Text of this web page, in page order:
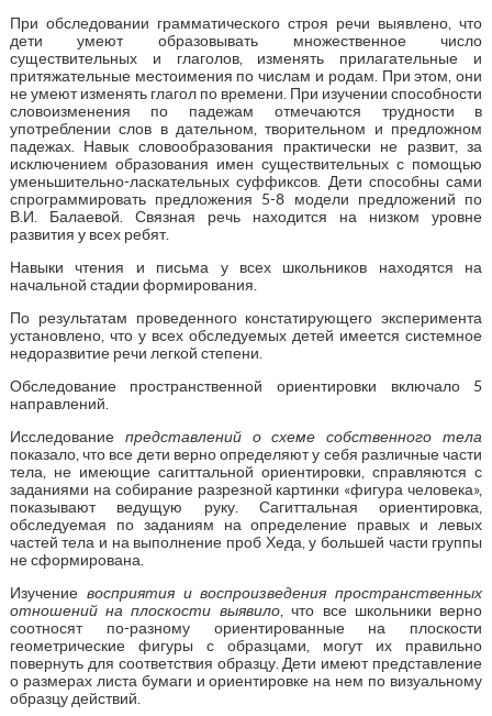
При обследовании грамматического строя речи выявлено, что
дети умеют образовывать множественное число
существительных и глаголов, изменять прилагательные и
притяжательные местоимения по числам и родам. При этом, они
не умеют изменять глагол по времени. При изучении способности
словоизменения по падежам отмечаются трудности в
употреблении слов в дательном, творительном и предложном
падежах. Навык словообразования практически не развит, за
исключением образования имен существительных с помощью
уменьшительно-ласкательных суффиксов. Дети способны сами
спрограммировать предложения 5-8 модели предложений по
В.И. Балаевой. Связная речь находится на низком уровне
развития у всех ребят.
Навыки чтения и письма у всех школьников находятся на
начальной стадии формирования.
По результатам проведенного констатирующего эксперимента
установлено, что у всех обследуемых детей имеется системное
недоразвитие речи легкой степени.
Обследование пространственной ориентировки включало 5
направлений.
Исследование представлений о схеме собственного тела
показало, что все дети верно определяют у себя различные части
тела, не имеющие сагиттальной ориентировки, справляются с
заданиями на собирание разрезной картинки «фигура человека»,
показывают ведущую руку. Сагиттальная ориентировка,
обследуемая по заданиям на определение правых и левых
частей тела и на выполнение проб Хеда, у большей части группы
не сформирована.
Изучение восприятия и воспроизведения пространственных
отношений на плоскости выявило, что все школьники верно
соотносят по-разному ориентированные на плоскости
геометрические фигуры с образцами, могут их правильно
повернуть для соответствия образцу. Дети имеют представление
о размерах листа бумаги и ориентировке на нем по визуальному
образцу действий.